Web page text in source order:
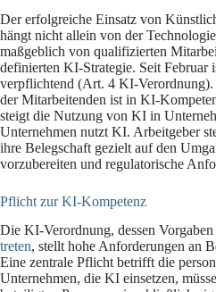
Der erfolgreiche Einsatz von
hängt nicht allein von der
maßgeblich von qualifizierten
definierten KI-Strategie. Seit Februar
verpflichtend (Art. 4 KI-Verordnung).
der Mitarbeitenden ist in KI-
steigt die Nutzung von KI in
Unternehmen nutzt KI. Arbeitgeber
ihre Belegschaft gezielt auf den
vorzubereiten und regulatorische
Pflicht zur KI-Kompetenz
Die KI-Verordnung, dessen Vorgaben
treten, stellt hohe Anforderungen an
Eine zentrale Pflicht betrifft die
Unternehmen, die KI einsetzen,